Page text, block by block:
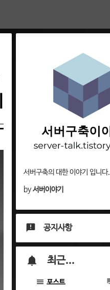
서버구축의 대한 이야기 입니다.
by서버이야기
공지사항
최근...
포스트